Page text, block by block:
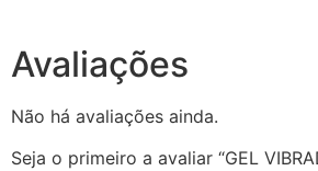
Avaliações
Não há avaliações ainda.
Seja o primeiro a avaliar “GEL